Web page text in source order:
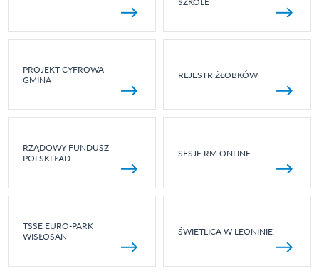
PROJEKT CYFROWA
GMINA
REJESTR ŻŁOBKÓW
RZĄDOWY FUNDUSZ
POLSKI ŁAD
SESJE RM ONLINE
TSSE EURO-PARK
WISŁOSAN
ŚWIETLICA W LEONINIE